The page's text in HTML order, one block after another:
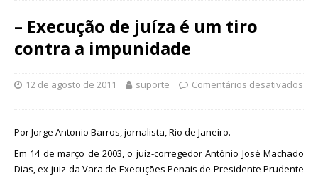
– Execução de juíza é um tiro
contra a impunidade
12 de agosto de 2011 suporte Comentários desativados
Por Jorge Antonio Barros, jornalista, Rio de Janeiro.
Em 14 de março de 2003, o juiz-corregedor António José Machado
Dias, ex-juiz da Vara de Execuções Penais de Presidente Prudente